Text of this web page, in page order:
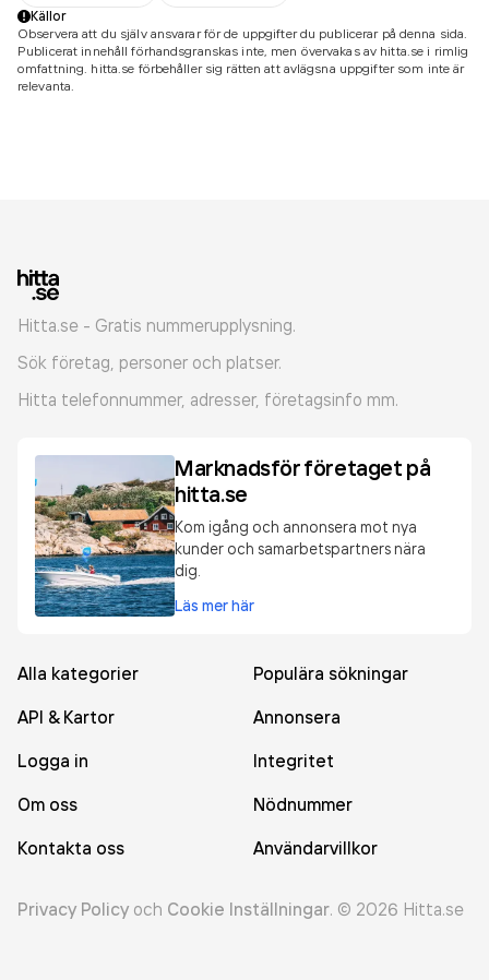
Källor
Observera att du själv ansvarar för de uppgifter du publicerar på denna sida.
Publicerat innehåll förhandsgranskas inte, men övervakas av hitta.se i rimlig
omfattning. hitta.se förbehåller sig rätten att avlägsna uppgifter som inte är
relevanta.
Hitta.se - Gratis nummerupplysning.
Sök företag, personer och platser.
Hitta telefonnummer, adresser, företagsinfo mm.
Marknadsför företaget på
hitta.se
Kom igång och annonsera mot nya
kunder och samarbetspartners nära
dig.
Läs mer här
Alla kategorier
Populära sökningar
API & Kartor
Annonsera
Logga in
Integritet
Om oss
Nödnummer
Kontakta oss
Användarvillkor
Privacy Policy och Cookie Inställningar. © 2026 Hitta.se